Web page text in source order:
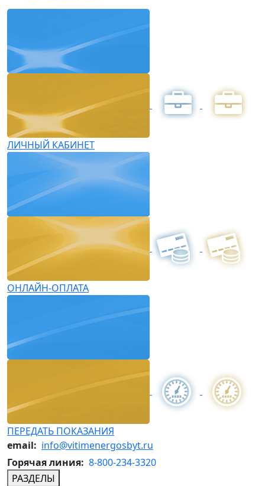
ЛИЧНЫЙ КАБИНЕТ
ОНЛАЙН-ОПЛАТА
ПЕРЕДАТЬ ПОКАЗАНИЯ
email: info@vitimenergosbyt.ru
Горячая линия: 8-800-234-3320
РАЗДЕЛЫ